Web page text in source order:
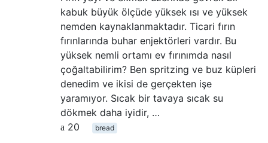
kabuk büyük ölçüde yüksek ısı ve yüksek
nemden kaynaklanmaktadır. Ticari fırın
fırınlarında buhar enjektörleri vardır. Bu
yüksek nemli ortamı ev fırınımda nasıl
çoğaltabilirim? Ben spritzing ve buz küpleri
denedim ve ikisi de gerçekten işe
yaramıyor. Sıcak bir tavaya sıcak su
dökmek daha iyidir, …
20
bread